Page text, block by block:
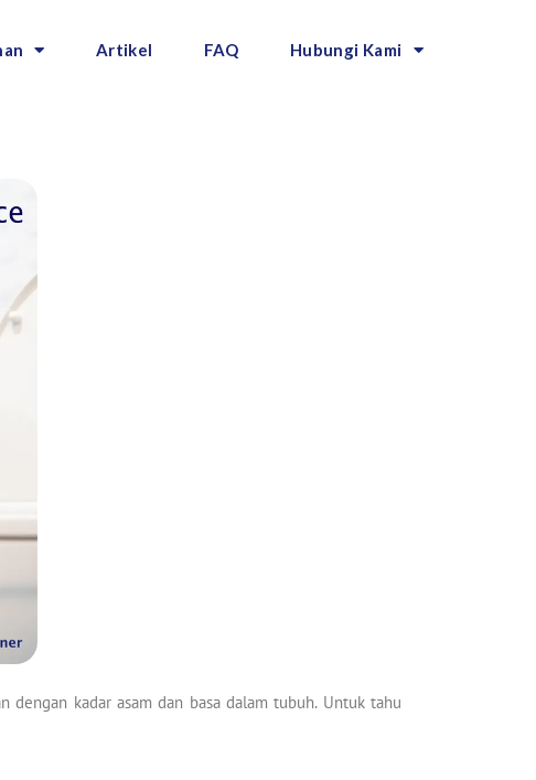
Artikel FAQ Hubungi Kami
dengan kadar asam dan basa dalam tubuh. Untuk tahu